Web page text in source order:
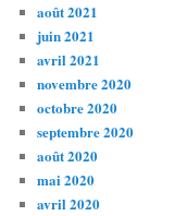
août 2021
juin 2021
avril 2021
novembre 2020
octobre 2020
septembre 2020
août 2020
mai 2020
avril 2020